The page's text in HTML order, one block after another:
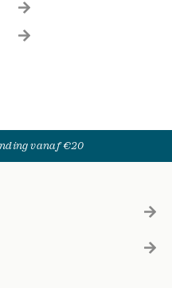
vanaf €20